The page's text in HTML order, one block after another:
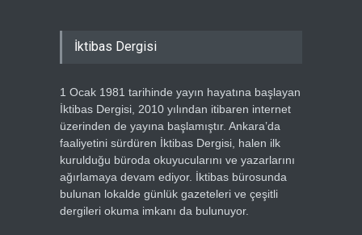
İktibas Dergisi
1 Ocak 1981 tarihinde yayın hayatına başlayan
İktibas Dergisi, 2010 yılından itibaren internet
üzerinden de yayına başlamıştır. Ankara’da
faaliyetini sürdüren İktibas Dergisi, halen ilk
kurulduğu büroda okuyucularını ve yazarlarını
ağırlamaya devam ediyor. İktibas bürosunda
bulunan lokalde günlük gazeteleri ve çeşitli
dergileri okuma imkanı da bulunuyor.